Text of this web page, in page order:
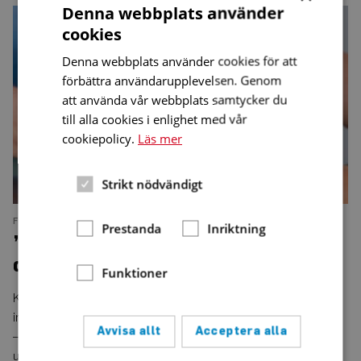
”Viktigt
diabetes”
FORSKNING NUMMER 2 • 2024
”Viktigt ta hand om hörseln vid
diabetes”
Kliniska studier har visat att diabetes negativt kan påverka
innerörats balans- och hörselorgan.
– Trots det får innerörat mycket lite uppmärksamhet vid
uppföljning av personer med diabetes, säger Eva Degerman,
Denna webbplats använder
cookies
Denna webbplats använder cookies för att
förbättra användarupplevelsen. Genom
att använda vår webbplats samtycker du
till alla cookies i enlighet med vår
cookiepolicy. Läs mer
Strikt nödvändigt
Prestanda Inriktning
Funktioner
Acceptera alla
Avvisa allt